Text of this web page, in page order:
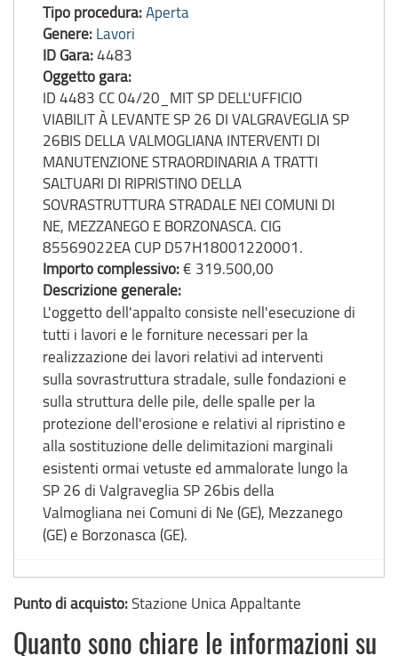
Tipo procedura:Aperta
Genere: Lavori
ID Gara:4483
Oggetto gara:
ID 4483 CC 04/20_MIT SP DELL'UFFICIO
VIABILIT À LEVANTE SP 26 DI VALGRAVEGLIA SP
26BIS DELLA VALMOGLIANA INTERVENTI DI
MANUTENZIONE STRAORDINARIA A TRATTI
SALTUARI DI RIPRISTINO DELLA
SOVRASTRUTTURA STRADALE NEI COMUNI DI
NE, MEZZANEGO E BORZONASCA. CIG
85569022EA CUP D57H18001220001.
Importo complessivo:€ 319.500,00
Descrizione generale:
L'oggetto dell'appalto consiste nell'esecuzione di
tutti i lavori e le forniture necessari per la
realizzazione dei lavori relativi ad interventi
sulla sovrastruttura stradale, sulle fondazioni e
sulla struttura delle pile, delle spalle per la
protezione dell'erosione e relativi al ripristino e
alla sostituzione delle delimitazioni marginali
esistenti ormai vetuste ed ammalorate lungo la
SP 26 di Valgraveglia SP 26bis della
Valmogliana nei Comuni di Ne (GE), Mezzanego
(GE) e Borzonasca (GE).
Punto di acquisto:Stazione Unica Appaltante
Quanto sono chiare le informazioni su